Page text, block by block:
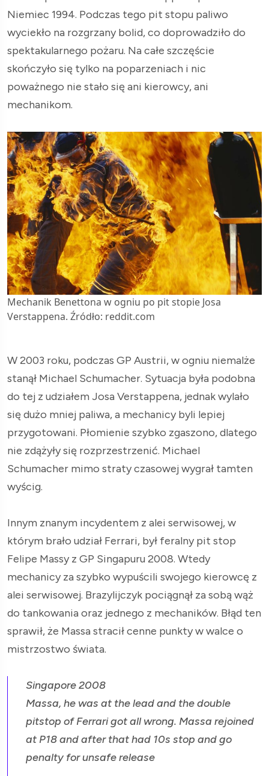
Niemiec 1994. Podczas tego pit stopu paliwo
wyciekło na rozgrzany bolid, co doprowadziło do
spektakularnego pożaru. Na całe szczęście
skończyło się tylko na poparzeniach i nic
poważnego nie stało się ani kierowcy, ani
mechanikom.
Mechanik Benettona w ogniu po pit stopie Josa
Verstappena. Źródło: reddit.com
W 2003 roku, podczas GP Austrii, w ogniu niemalże
stanął Michael Schumacher. Sytuacja była podobna
do tej z udziałem Josa Verstappena, jednak wylało
się dużo mniej paliwa, a mechanicy byli lepiej
przygotowani. Płomienie szybko zgaszono, dlatego
nie zdążyły się rozprzestrzenić. Michael
Schumacher mimo straty czasowej wygrał tamten
wyścig.
Innym znanym incydentem z alei serwisowej, w
którym brało udział Ferrari, był feralny pit stop
Felipe Massy z GP Singapuru 2008. Wtedy
mechanicy za szybko wypuścili swojego kierowcę z
alei serwisowej. Brazylijczyk pociągnął za sobą wąż
do tankowania oraz jednego z mechaników. Błąd ten
sprawił, że Massa stracił cenne punkty w walce o
mistrzostwo świata.
Singapore 2008
Massa, he was at the lead and the double
pitstop of Ferrari got all wrong. Massa rejoined
at P18 and after that had 10s stop and go
penalty for unsafe release